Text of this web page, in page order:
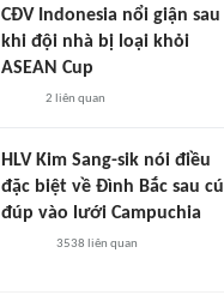
CĐV Indonesia nổi giận sau
khi đội nhà bị loại khỏi
ASEAN Cup
2 liên quan
HLV Kim Sang-sik nói điều
đặc biệt về Đình Bắc sau cú
đúp vào lưới Campuchia
3538 liên quan